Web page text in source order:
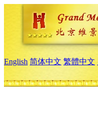
English 简体中文 繁體中文